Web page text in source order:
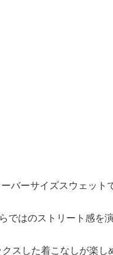
バーサイズスウェットで
はのストリート感を演
スした着こなしが楽し